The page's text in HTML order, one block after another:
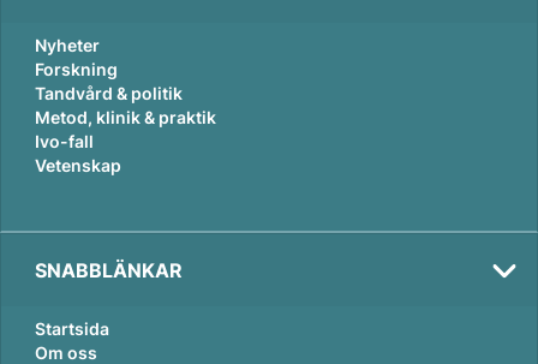
Nyheter
Forskning
Tandvård & politik
Metod, klinik & praktik
Ivo-fall
Vetenskap
SNABBLÄNKAR
Startsida
Om oss